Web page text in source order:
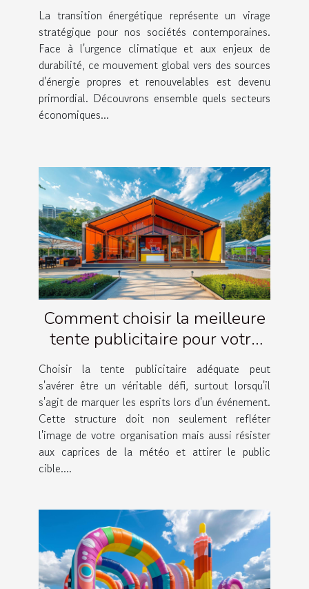
bénéficieront le plus
La transition énergétique représente un virage
stratégique pour nos sociétés contemporaines.
Face à l'urgence climatique et aux enjeux de
durabilité, ce mouvement global vers des sources
d'énergie propres et renouvelables est devenu
primordial. Découvrons ensemble quels secteurs
économiques...
Comment choisir la meilleure
tente publicitaire pour votre
événement
Choisir la tente publicitaire adéquate peut
s'avérer être un véritable défi, surtout lorsqu'il
s'agit de marquer les esprits lors d'un événement.
Cette structure doit non seulement refléter
l'image de votre organisation mais aussi résister
aux caprices de la météo et attirer le public
cible....